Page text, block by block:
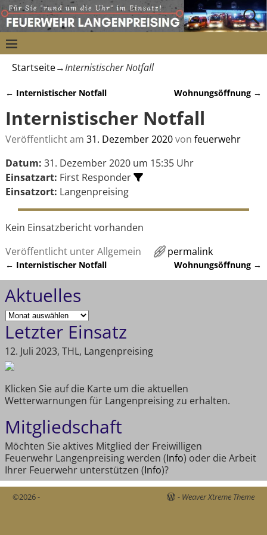
Startseite→Internistischer Notfall
← Internistischer Notfall Wohnungsöffnung →
Internistischer Notfall
Veröffentlicht am 31. Dezember 2020von feuerwehr
Datum: 31. Dezember 2020 um 15:35 Uhr
Einsatzart: First Responder
Einsatzort: Langenpreising
Kein Einsatzbericht vorhanden
Veröffentlicht unterAllgemein permalink
Artikelnavigation
← Internistischer Notfall Wohnungsöffnung →
Aktuelles
Letzter Einsatz
12. Juli 2023, THL, Langenpreising
Klicken Sie auf die Karte um die aktuellen
Wetterwarnungen für Langenpreising zu erhalten.
Mitgliedschaft
Möchten Sie aktives Mitglied der Freiwilligen
Feuerwehr Langenpreising werden (Info) oder die Arbeit
Ihrer Feuerwehr unterstützen (Info)?
©2026 - - Weaver Xtreme Theme